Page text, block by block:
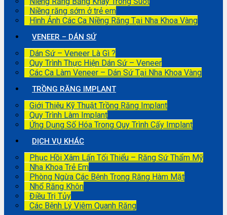
Niềng răng sớm ở trẻ em
Hình Ảnh Các Ca Niềng Răng Tại Nha Khoa Vàng
VENEER – DÁN SỨ
Dán Sứ – Veneer Là Gì ?
Quy Trình Thực Hiện Dán Sứ – Veneer
Các Ca Làm Veneer – Dán Sứ Tại Nha Khoa Vàng
TRỒNG RĂNG IMPLANT
Giới Thiệu Kỹ Thuật Trồng Răng Implant
Quy Trình Làm Implant
Ứng Dụng Số Hóa Trong Quy Trình Cấy Implant
DỊCH VỤ KHÁC
Phục Hồi Xâm Lấn Tối Thiểu – Răng Sứ Thẩm Mỹ
Nha Khoa Trẻ Em
Phòng Ngừa Các Bệnh Trong Răng Hàm Mặt
Nhổ Răng Khôn
Điều Trị Tủy
Các Bệnh Lý Viêm Quanh Răng